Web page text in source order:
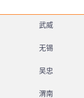
武威
无锡
吴忠
渭南